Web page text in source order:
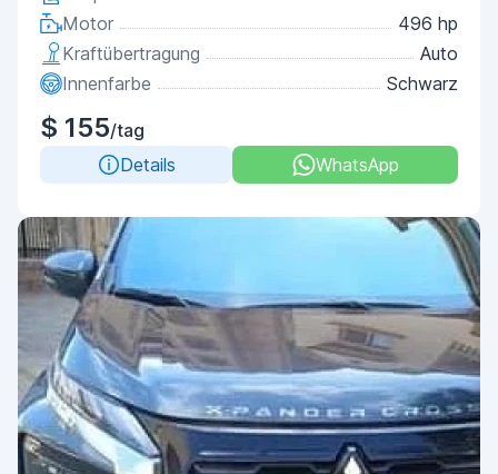
Motor
496 hp
Kraftübertragung
Auto
Innenfarbe
Schwarz
$ 155/tag
Details
WhatsApp